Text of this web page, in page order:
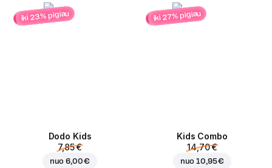
iki 23% pigiau
Dodo Kids
7,85 €
nuo6,00 €
iki 27% pigiau
Kids Combo
14,70 €
nuo10,95 €